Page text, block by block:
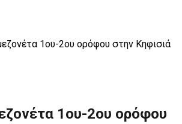
1ου-2ου ορόφου